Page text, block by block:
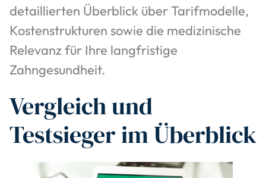
detaillierten Überblick über Tarifmodelle,
Kostenstrukturen sowie die medizinische
Relevanz für Ihre langfristige
Zahngesundheit.
Vergleich und
Testsieger im Überblick